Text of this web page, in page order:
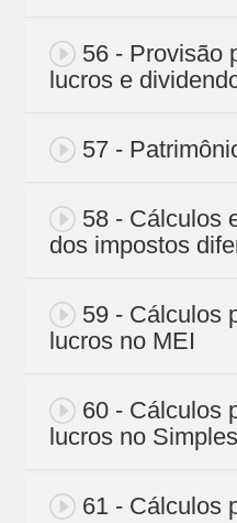
56 - Provisão
lucros e
57 -
58 - Cálculos
dos impostos
59 - Cálculos
lucros no MEI
60 - Cálculos
lucros no
61 - Cálculos